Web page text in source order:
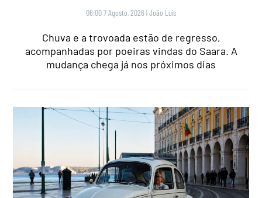
06:00 7 Agosto, 2026 |João Luís
Chuva e a trovoada estão de regresso,
acompanhadas por poeiras vindas do Saara. A
mudança chega já nos próximos dias